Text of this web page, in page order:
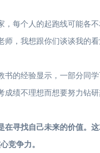
，每个人的起跑线可能各
师，我想跟你们谈谈我的
书的经验显示，一部分同
成绩不理想而想要努力钻
在寻找自己未来的价值。
竞争力。